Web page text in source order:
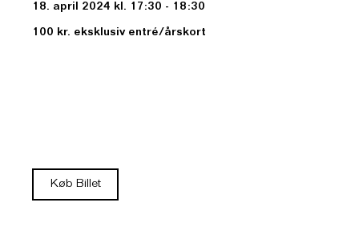
18. april 2024 kl. 17:30 - 18:30
100 kr. eksklusiv entré/årskort
Køb Billet